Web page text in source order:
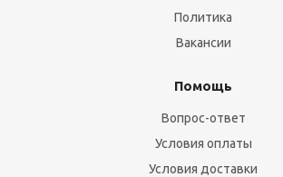
Политика
Вакансии
Помощь
Вопрос-ответ
Условия оплаты
Условия доставки